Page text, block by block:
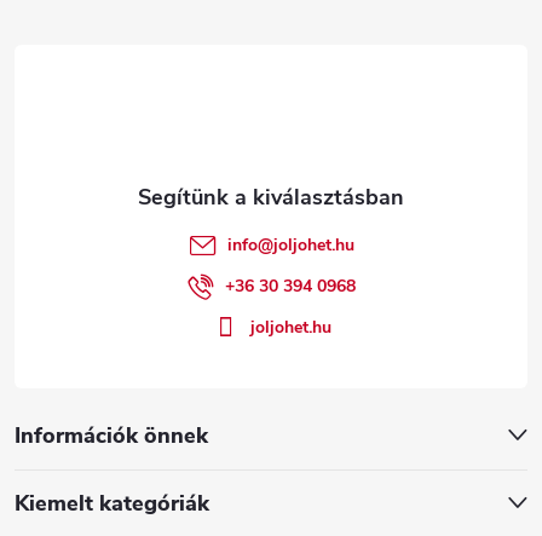
Információk önnek
Kiemelt kategóriák
info@joljohet.hu
+36 30 394 0968
joljohet.hu